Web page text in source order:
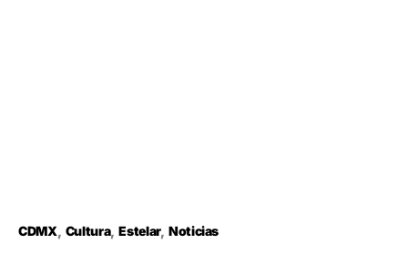
CDMX Cultura Estelar Noticias